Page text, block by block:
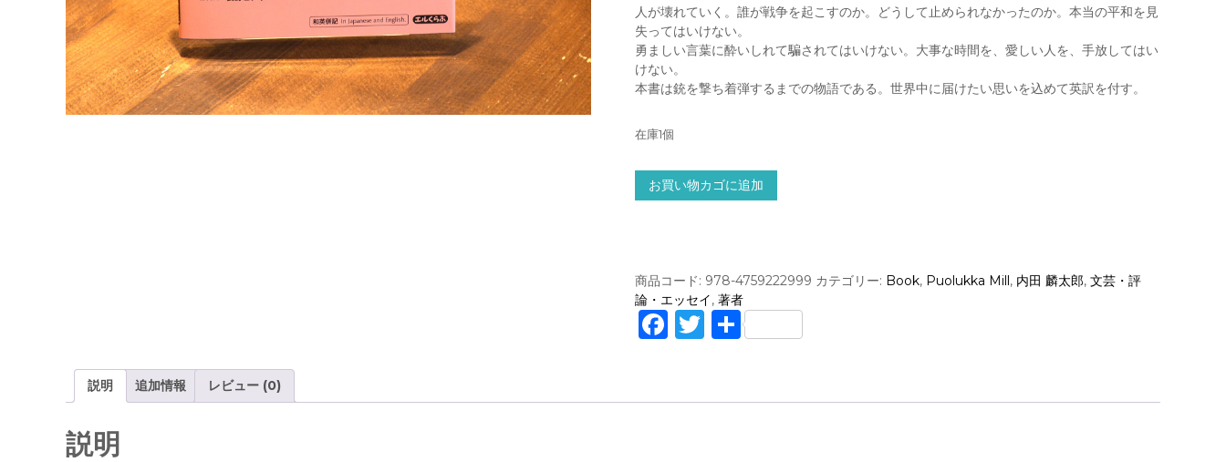
人が壊れていく。誰が戦争を起こすのか。どうして止められなかったのか。本当の平和を見
失ってはいけない。
勇ましい言葉に酔いしれて騙されてはいけない。大事な時間を、愛しい人を、手放してはい
けない。
本書は銃を撃ち着弾するまでの物語である。世界中に届けたい思いを込めて英訳を付す。
在庫1個
み
き
？
内
郎
お買い物カゴに追加
商品コード: 978-4759222999 カテゴリー: Book, Puolukka Mill, 内田 麟太郎, 文芸・評
論・エッセイ, 著者
F
e
T
te
共
説明 追加情報 レビュー (0)
説明